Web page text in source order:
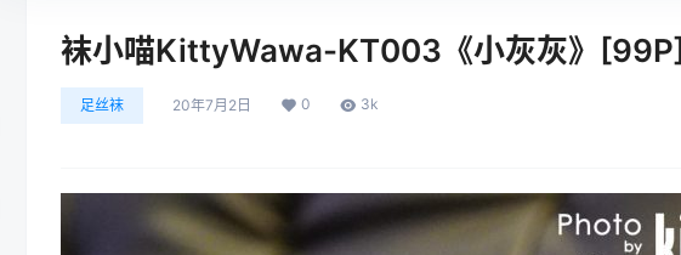
袜小喵KittyWawa-KT003《小灰灰》[99P]
足丝袜 20年7月2日 0 3k